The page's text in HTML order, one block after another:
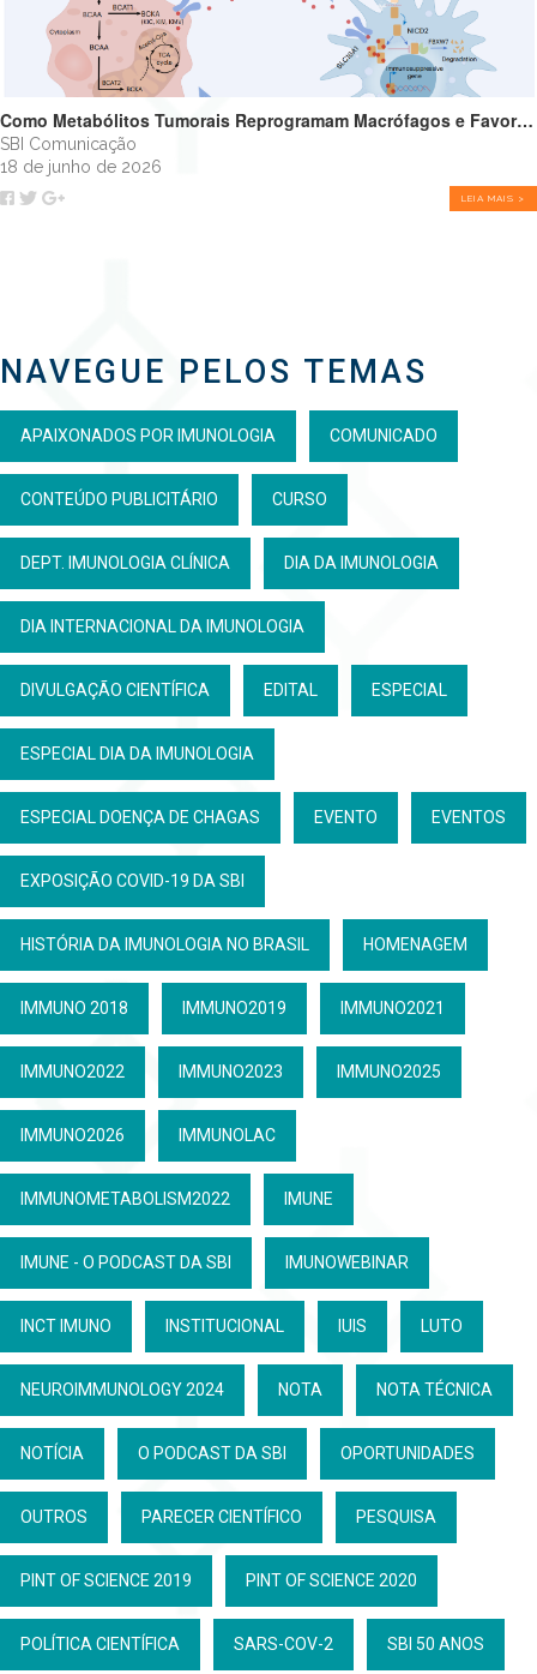
Como Metabólitos Tumorais Reprogramam Macrófagos e Favorecem o Crescimento Tumoral
SBI Comunicação
18 de junho de 2026
LEIA MAIS >
NAVEGUE PELOS TEMAS
APAIXONADOS POR IMUNOLOGIA COMUNICADO
CONTEÚDO PUBLICITÁRIO CURSO
DEPT. IMUNOLOGIA CLÍNICA DIA DA IMUNOLOGIA
DIA INTERNACIONAL DA IMUNOLOGIA
DIVULGAÇÃO CIENTÍFICA EDITAL ESPECIAL
ESPECIAL DIA DA IMUNOLOGIA
ESPECIAL DOENÇA DE CHAGAS EVENTO EVENTOS
EXPOSIÇÃO COVID-19 DA SBI
HISTÓRIA DA IMUNOLOGIA NO BRASIL HOMENAGEM
IMMUNO 2018 IMMUNO2019 IMMUNO2021
IMMUNO2022 IMMUNO2023 IMMUNO2025
IMMUNO2026 IMMUNOLAC
IMMUNOMETABOLISM2022 IMUNE
IMUNE - O PODCAST DA SBI IMUNOWEBINAR
INCT IMUNO INSTITUCIONAL IUIS LUTO
NEUROIMMUNOLOGY 2024 NOTA NOTA TÉCNICA
NOTÍCIA O PODCAST DA SBI OPORTUNIDADES
OUTROS PARECER CIENTÍFICO PESQUISA
PINT OF SCIENCE 2019 PINT OF SCIENCE 2020
POLÍTICA CIENTÍFICA SARS-COV-2 SBI 50 ANOS